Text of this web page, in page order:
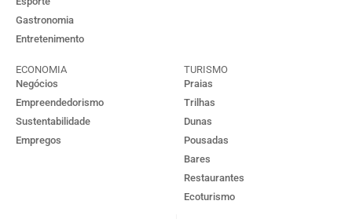
Gastronomia
Entretenimento
ECONOMIA
Negócios
Empreendedorismo
Sustentabilidade
Empregos
TURISMO
Praias
Trilhas
Dunas
Pousadas
Bares
Restaurantes
Ecoturismo